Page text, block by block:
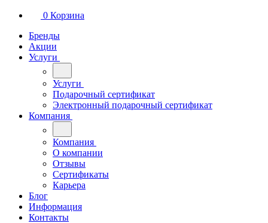
0 Корзина
Бренды
Акции
Услуги
Услуги
Подарочный сертификат
Электронный подарочный сертификат
Компания
Компания
О компании
Отзывы
Сертификаты
Карьера
Блог
Информация
Контакты